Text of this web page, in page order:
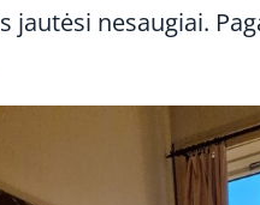
jautėsi nesaugiai.